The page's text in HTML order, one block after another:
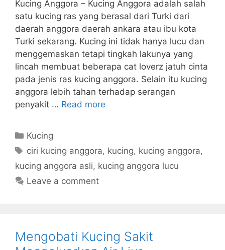
Kucing Anggora – Kucing Anggora adalah salah
satu kucing ras yang berasal dari Turki dari
daerah anggora daerah ankara atau ibu kota
Turki sekarang. Kucing ini tidak hanya lucu dan
menggemaskan tetapi tingkah lakunya yang
lincah membuat beberapa cat loverz jatuh cinta
pada jenis ras kucing anggora. Selain itu kucing
anggora lebih tahan terhadap serangan
penyakit … Read more
Categories
Kucing
Tags
ciri kucing anggora, kucing, kucing anggora,
kucing anggora asli, kucing anggora lucu
Leave a comment
Mengobati Kucing Sakit